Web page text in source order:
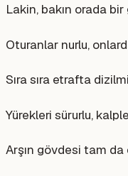
Lakin, bakın orada
Oturanlar nurlu,
Sıra sıra etrafta
Yürekleri sürurlu,
Arşın gövdesi tam da